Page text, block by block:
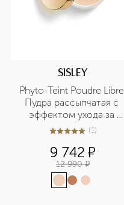
SISLEY
Phyto-Teint Poudre Libre
Пудра рассыпчатая с
эффектом ухода за
кожей
5из 51 (1)
9 742 ¤
12 990 ¤